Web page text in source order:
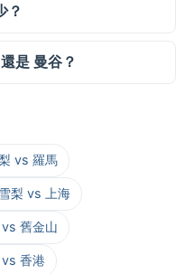
？
是 曼谷？
vs 羅馬
梨 vs 上海
舊金山
香港